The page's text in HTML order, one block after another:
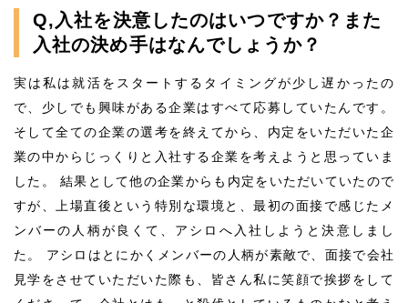
Q,入社を決意したのはいつですか？また
入社の決め手はなんでしょうか？
実は私は就活をスタートするタイミングが少し遅かったの
で、少しでも興味がある企業はすべて応募していたんです。
そして全ての企業の選考を終えてから、内定をいただいた企
業の中からじっくりと入社する企業を考えようと思っていま
した。 結果として他の企業からも内定をいただいていたので
すが、上場直後という特別な環境と、最初の面接で感じたメ
ンバーの人柄が良くて、アシロへ入社しようと決意しまし
た。 アシロはとにかくメンバーの人柄が素敵で、面接で会社
見学をさせていただいた際も、皆さん私に笑顔で挨拶をして